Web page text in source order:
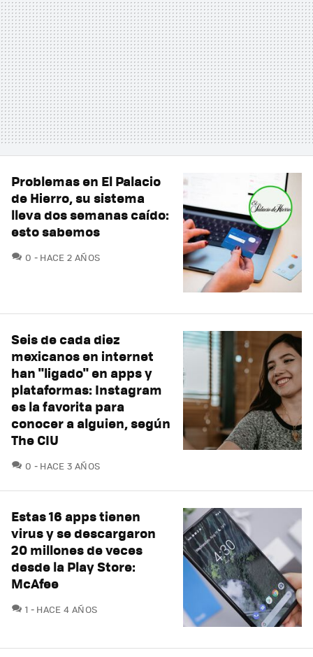
Problemas en El Palacio
de Hierro, su sistema
lleva dos semanas caído:
esto sabemos
0 COMENTARIOS
HACE 2 AÑOS
Seis de cada diez
mexicanos en internet
han "ligado" en apps y
plataformas: Instagram
es la favorita para
conocer a alguien, según
The CIU
0 COMENTARIOS
HACE 3 AÑOS
Estas 16 apps tienen
virus y se descargaron
20 millones de veces
desde la Play Store:
McAfee
1 COMENTARIOS
HACE 4 AÑOS